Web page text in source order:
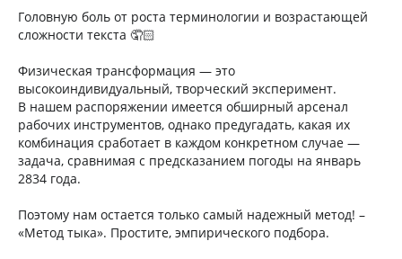
Головную боль от роста терминологии и возрастающей
сложности текста 🤦🏻
Физическая трансформация — это
высокоиндивидуальный, творческий эксперимент.
В нашем распоряжении имеется обширный арсенал
рабочих инструментов, однако предугадать, какая их
комбинация сработает в каждом конкретном случае —
задача, сравнимая с предсказанием погоды на январь
2834 года.
Поэтому нам остается только самый надежный метод! –
«Метод тыка». Простите, эмпирического подбора.